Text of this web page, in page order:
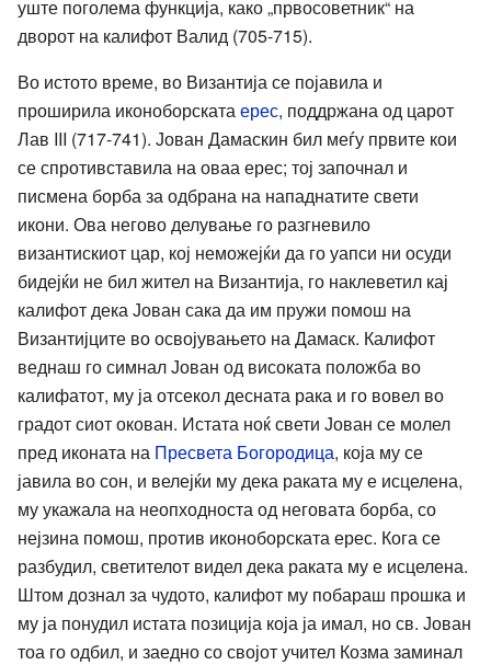
уште поголема функција, како „првосоветник“ на
дворот на калифот Валид (705-715).
Во истото време, во Византија се појавила и
проширила иконоборската ерес, поддржана од царот
Лав III (717-741). Јован Дамаскин бил меѓу првите кои
се спротивставила на оваа ерес; тој започнал и
писмена борба за одбрана на нападнатите свети
икони. Ова негово делување го разгневило
византискиот цар, кој неможејќи да го уапси ни осуди
бидејќи не бил жител на Византија, го наклеветил кај
калифот дека Јован сака да им пружи помош на
Византијците во освојувањето на Дамаск. Калифот
веднаш го симнал Јован од високата положба во
калифатот, му ја отсекол десната рака и го вовел во
градот сиот окован. Истата ноќ свети Јован се молел
пред иконата на Пресвета Богородица, која му се
јавила во сон, и велејќи му дека раката му е исцелена,
му укажала на неопходноста од неговата борба, со
нејзина помош, против иконоборската ерес. Кога се
разбудил, светителот видел дека раката му е исцелена.
Штом дознал за чудото, калифот му побараш прошка и
му ја понудил истата позиција која ја имал, но св. Јован
тоа го одбил, и заедно со својот учител Козма заминал